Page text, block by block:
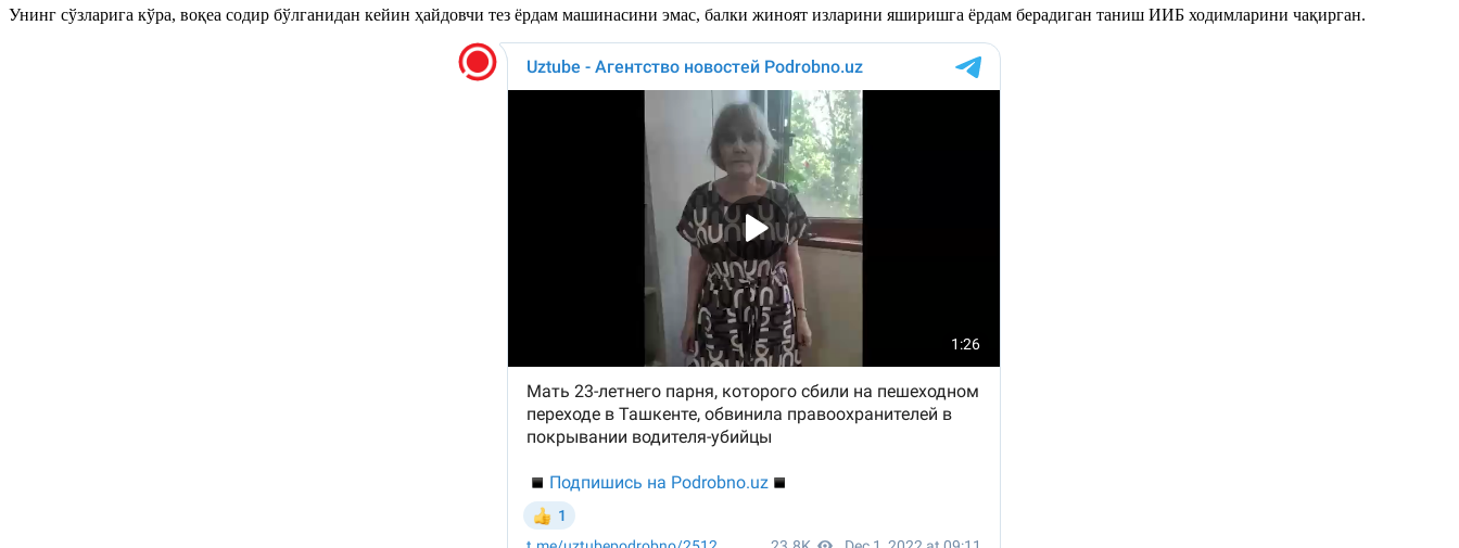
Унинг сўзларига кўра, воқеа содир бўлганидан кейин ҳайдовчи тез ёрдам машинасини эмас, балки жиноят изларини яширишга ёрдам берадиган таниш ИИБ ходимларини чақирган.